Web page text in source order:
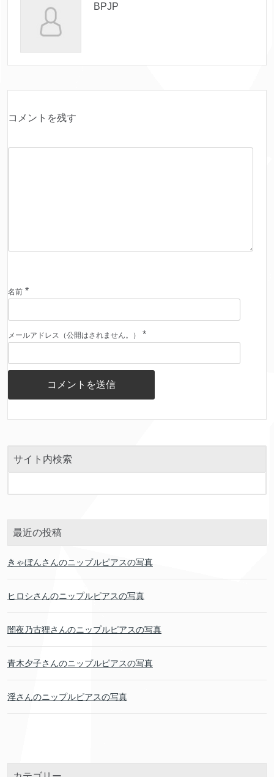
BPJP
コメントを残す
名前 *
メールアドレス（公開はされません。） *
サイト内検索
最近の投稿
きゃぼんさんのニップルピアスの写真
ヒロシさんのニップルピアスの写真
闇夜乃古狸さんのニップルピアスの写真
青木夕子さんのニップルピアスの写真
淫さんのニップルピアスの写真